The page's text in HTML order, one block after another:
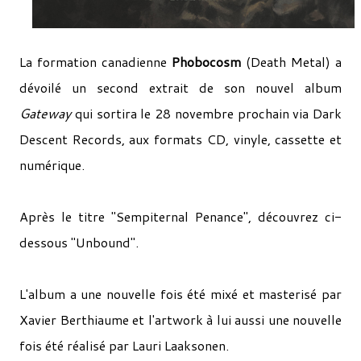
La formation canadienne Phobocosm (Death Metal) a
dévoilé un second extrait de son nouvel album
Gatewayqui sortira le 28 novembre prochain via Dark
Descent Records, aux formats CD, vinyle, cassette et
numérique.
Après le titre "Sempiternal Penance", découvrez ci-
dessous "Unbound".
L'album a une nouvelle fois été mixé et masterisé par
Xavier Berthiaume et l'artwork à lui aussi une nouvelle
fois été réalisé par Lauri Laaksonen.